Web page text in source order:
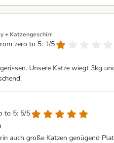
+ Katzengeschirr
zero to 5: 1/5
Unsere Katze wiegt 3kg
to 5: 5/5
auch große Katzen genügend